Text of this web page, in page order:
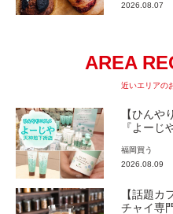
町）【ま
2026.08.07
AREA
近いエリアの
【ひんや
『よーじ
福岡 買う
2026.08.09
【話題カ
チャイ専